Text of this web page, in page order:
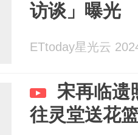
访谈」曝光
ETtoday星光云
宋再临遗
往灵堂送花